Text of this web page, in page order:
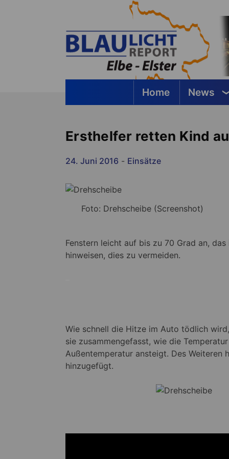
Home News
Ersthelfer retten Kind
24. Juni 2016 - Einsätze
Foto: Drehscheibe (Screenshot)
Fenstern leicht auf bis zu 70 Grad an,
hinweisen, dies zu vermeiden.
Wie schnell die Hitze im Auto tödlich
sie zusammengefasst, wie die
Außentemperatur ansteigt. Des Weiteren
hinzugefügt.